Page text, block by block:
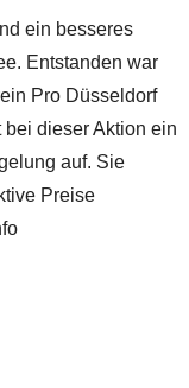
ein besseres
Entstanden war
Pro Düsseldorf
dieser Aktion ein
auf. Sie
Preise